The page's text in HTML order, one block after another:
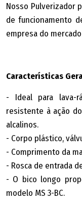
Nosso Pulverizador
de funcionamento
empresa do
Características
- Ideal para lava-
resistente à ação
alcalinos.
- Corpo plástico,
- Comprimento da
- Rosca de entrada
- O bico longo
modelo MS 3-BC.